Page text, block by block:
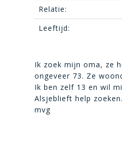
Relatie:
Leeftijd:
Ik zoek mijn oma, ze
ongeveer 73. Ze
Ik ben zelf 13 en wil
Alsjeblieft help zoeken.
mvg